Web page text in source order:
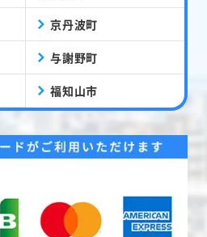
京丹波町
与謝野町
福知山市